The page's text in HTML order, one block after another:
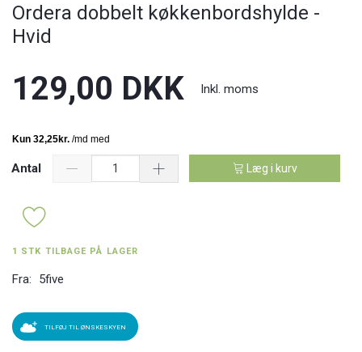
Ordera dobbelt køkkenbordshylde -
Hvid
129,00 DKK Inkl. moms
Antal Læg i kurv
1 STK TILBAGE PÅ LAGER
Fra: 5five
TILFØJ TIL ØNSKESKYEN